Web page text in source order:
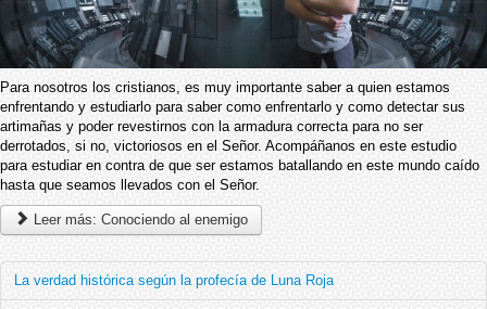
Para nosotros los cristianos, es muy importante saber a quien estamos
enfrentando y estudiarlo para saber como enfrentarlo y como detectar sus
artimañas y poder revestirnos con la armadura correcta para no ser
derrotados, si no, victoriosos en el Señor. Acompáñanos en este estudio
para estudiar en contra de que ser estamos batallando en este mundo caído
hasta que seamos llevados con el Señor.
Leer más: Conociendo al enemigo
La verdad histórica según la profecía de Luna Roja